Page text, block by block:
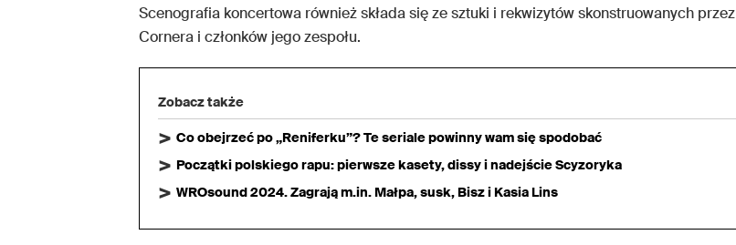
Scenografia koncertowa również składa się ze sztuki i rekwizytów skonstruowanych przez
Cornera i członków jego zespołu.
Zobacz także
Co obejrzeć po „Reniferku”? Te seriale powinny wam się spodobać
Początki polskiego rapu: pierwsze kasety, dissy i nadejście Scyzoryka
WROsound 2024. Zagrają m.in. Małpa, susk, Bisz i Kasia Lins